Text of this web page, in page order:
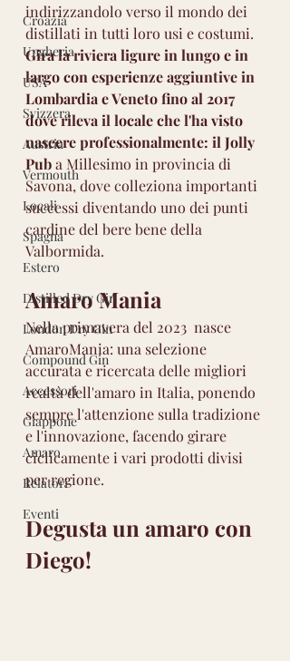
Croazia
Ungheria
USA
Svizzera
Austria
Vermouth
Locali
Spagna
Estero
Distilled Dry Gin
London Dry Gin
Compound Gin
Accessori
Giappone
Amaro
Relatori
Eventi
indirizzandolo verso il mondo dei
distillati in tutti loro usi e costumi.
Gira la riviera ligure in lungo e in
largo con esperienze aggiuntive in
Lombardia e Veneto fino al 2017
dove rileva il locale che l'ha visto
nascere professionalmente: il Jolly
Pub a Millesimo in provincia di
Savona, dove colleziona importanti
successi diventando uno dei punti
cardine del bere bene della
Valbormida.
Amaro Mania
Nella primavera del 2023  nasce
AmaroMania: una selezione
accurata e ricercata delle migliori
realtà dell'amaro in Italia, ponendo
sempre l'attenzione sulla tradizione
e l'innovazione, facendo girare
ciclicamente i vari prodotti divisi
per regione.
Degusta un amaro con
Diego!